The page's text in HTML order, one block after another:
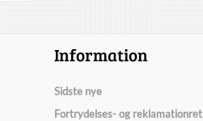
Information
Sidste nye
Fortrydelses- og reklamationret